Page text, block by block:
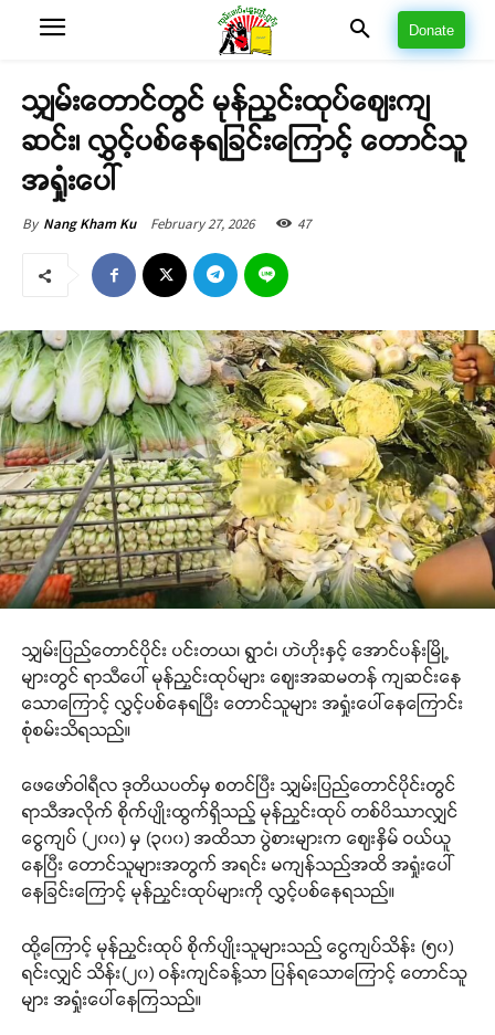
Donate
သျှမ်းတောင်တွင် မုန်ညှင်းထုပ်ဈေးကျ
ဆင်း၊ လွှင့်ပစ်နေရခြင်းကြောင့် တောင်သူ
အရှုံးပေါ်
By Nang Kham Ku February 27, 2026 47
သျှမ်းပြည်တောင်ပိုင်း ပင်းတယ၊ ရွာငံ၊ ဟဲဟိုးနှင့် အောင်ပန်းမြို့
များတွင် ရာသီပေါ် မုန်ညှင်းထုပ်များ ဈေးအဆမတန် ကျဆင်းနေ
သောကြောင့် လွှင့်ပစ်နေရပြီး တောင်သူများ အရှုံးပေါ်နေကြောင်း
စုံစမ်းသိရသည်။
ဖေဖော်ဝါရီလ ဒုတိယပတ်မှ စတင်ပြီး သျှမ်းပြည်တောင်ပိုင်းတွင်
ရာသီအလိုက် စိုက်ပျိုးထွက်ရှိသည့် မုန်ညှင်းထုပ် တစ်ပိဿာလျှင်
ငွေကျပ် (၂၀၀) မှ (၃၀၀) အထိသာ ပွဲစားများက ဈေးနှိမ် ဝယ်ယူ
နေပြီး တောင်သူများအတွက် အရင်း မကျန်သည်အထိ အရှုံးပေါ်
နေခြင်းကြောင့် မုန်ညှင်းထုပ်များကို လွှင့်ပစ်နေရသည်။
ထို့ကြောင့် မုန်ညှင်းထုပ် စိုက်ပျိုးသူများသည် ငွေကျပ်သိန်း (၅၀)
ရင်းလျှင် သိန်း(၂၀) ဝန်းကျင်ခန့်သာ ပြန်ရသောကြောင့် တောင်သူ
များ အရှုံးပေါ်နေကြသည်။